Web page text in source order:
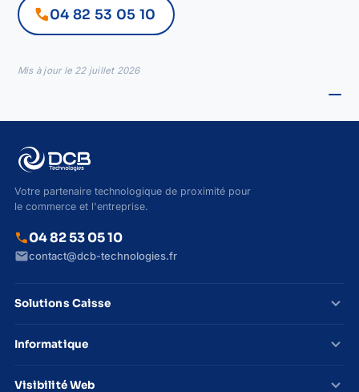
call04 82 53 05 10
Mis à jour le 22 juillet 2026
Votre partenaire technologique de proximité pour
le commerce et l'entreprise.
call04 82 53 05 10
mailcontact@dcb-technologies.fr
Solutions Caisse expand_more
Informatique expand_more
Visibilité Web expand_more